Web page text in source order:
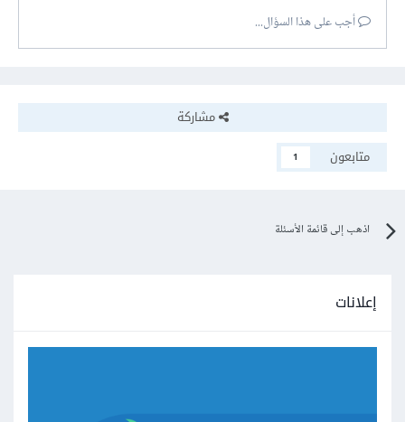
أجب على هذا السؤال...
مشاركة
متابعون
1
اذهب إلى قائمة الأسئلة
إعلانات